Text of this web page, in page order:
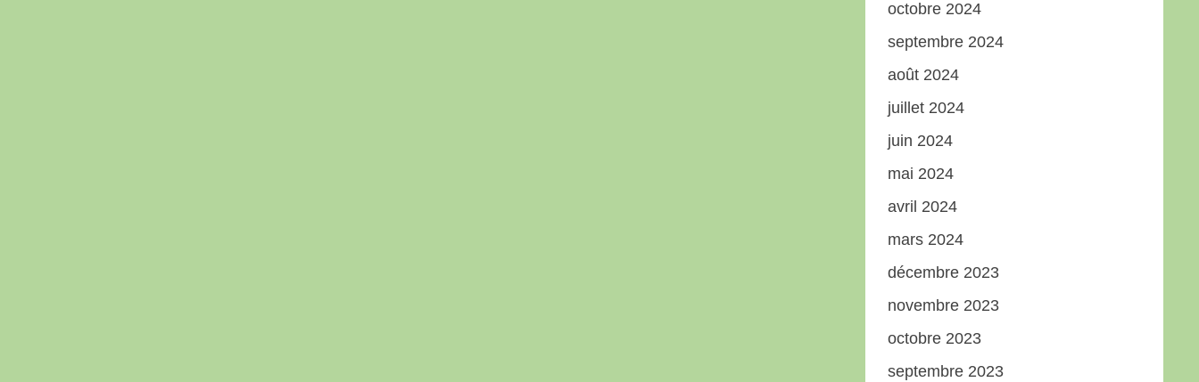
octobre 2024
septembre 2024
août 2024
juillet 2024
juin 2024
mai 2024
avril 2024
mars 2024
décembre 2023
novembre 2023
octobre 2023
septembre 2023